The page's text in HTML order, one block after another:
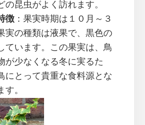
の昆虫がよく訪れます。
徴：果実時期は１０月～３
実の種類は液果で、黒色の
ています。この果実は、鳥
が少なくなる冬に実るた
にとって貴重な食料源とな
す。